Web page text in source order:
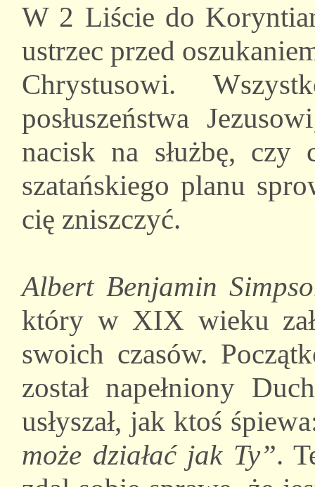
W 2 Liście do
ustrzec przed
Chrystusowi.
posłuszeństwa
nacisk na służbę, czy
szatańskiego planu
cię zniszczyć.
Albert Benjamin
który w XIX wieku
swoich czasów.
został napełniony
usłyszał, jak ktoś
może działać jak Ty”.